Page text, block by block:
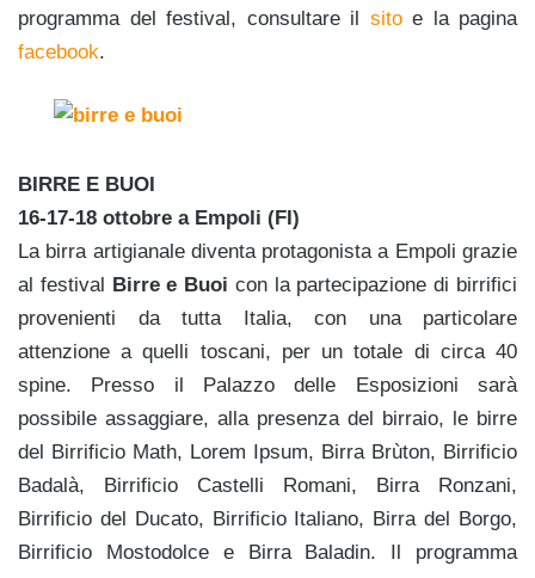
programma del festival, consultare il sitoe la pagina
facebook.
BIRRE E BUOI
16-17-18 ottobre a Empoli (FI)
La birra artigianale diventa protagonista a Empoli grazie
al festival Birre e Buoi con la partecipazione di birrifici
provenienti da tutta Italia, con una particolare
attenzione a quelli toscani, per un totale di circa 40
spine. Presso il Palazzo delle Esposizioni sarà
possibile assaggiare, alla presenza del birraio, le birre
del Birrificio Math, Lorem Ipsum, Birra Brùton, Birrificio
Badalà, Birrificio Castelli Romani, Birra Ronzani,
Birrificio del Ducato, Birrificio Italiano, Birra del Borgo,
Birrificio Mostodolce e Birra Baladin. Il programma